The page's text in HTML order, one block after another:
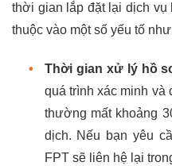
thời gian lắp đặt lại dịch vụ
thuộc vào một số yếu tố
• Thời gian xử lý hồ
quá trình xác minh và
thường mất khoảng
dịch. Nếu bạn yêu
FPT sẽ liên hệ lại